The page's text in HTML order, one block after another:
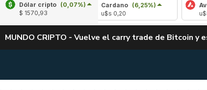
Dólar cripto (0,07%)
$ 1570,93
Cardano
(6,25%)
Avalanche
MUNDO CRIPTO - Vuelve el carry trade de Bitcoin